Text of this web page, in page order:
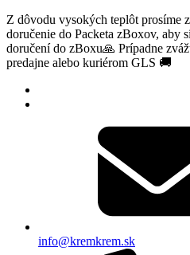
Z dôvodu vysokých teplôt prosíme
doručenie do Packeta zBoxov, aby
doručení do zBoxu🙏 Prípadne
predajne alebo kuriérom GLS 🚚
info@kremkrem.sk